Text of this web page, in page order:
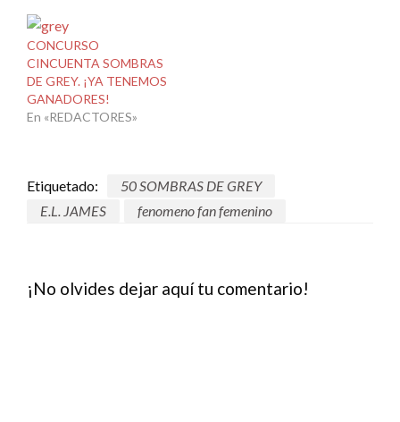
CONCURSO
CINCUENTA SOMBRAS
DE GREY. ¡YA TENEMOS
GANADORES!
En «REDACTORES»
Etiquetado:
50 SOMBRAS DE GREY
E.L. JAMES
fenomeno fan femenino
¡No olvides dejar aquí tu comentario!